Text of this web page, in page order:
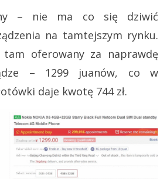
– nie ma co się dziwić
na tamtejszym rynku.
oferowany za naprawdę
– 1299 juanów, co w
daje kwotę 744 zł.